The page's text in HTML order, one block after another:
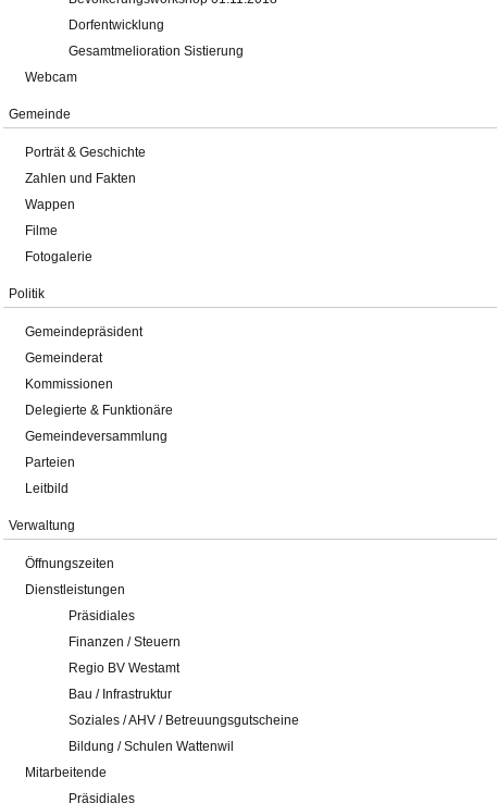
Dorfentwicklung
Gesamtmelioration Sistierung
Webcam
Gemeinde
Porträt & Geschichte
Zahlen und Fakten
Wappen
Filme
Fotogalerie
Politik
Gemeindepräsident
Gemeinderat
Kommissionen
Delegierte & Funktionäre
Gemeindeversammlung
Parteien
Leitbild
Verwaltung
Öffnungszeiten
Dienstleistungen
Präsidiales
Finanzen / Steuern
Regio BV Westamt
Bau / Infrastruktur
Soziales / AHV / Betreuungsgutscheine
Bildung / Schulen Wattenwil
Mitarbeitende
Präsidiales